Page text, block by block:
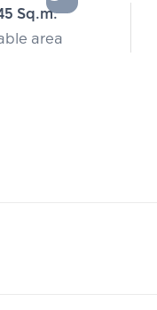
Sq.m.
area